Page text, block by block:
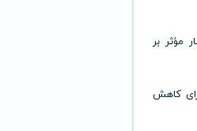
مؤثر بر
کاهش